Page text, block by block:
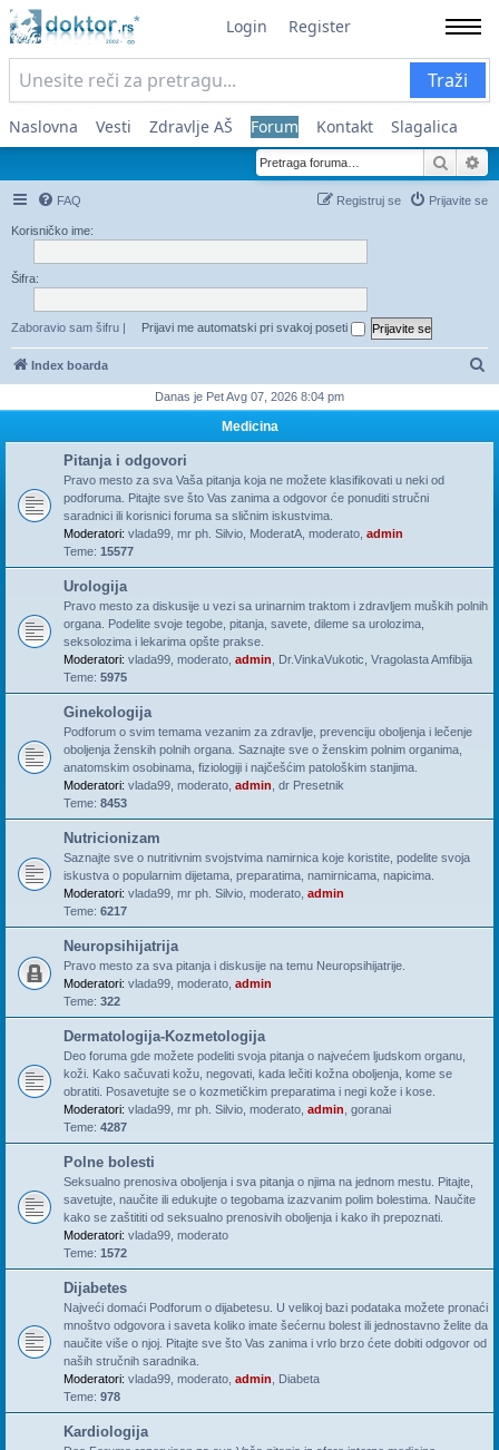
Login Register
Traži
Naslovna Vesti Zdravlje AŠ Forum Kontakt Slagalica
FAQ Prijavite se
Registruj se
Korisničko ime:
Šifra:
Zaboravio sam šifru | Prijavi me automatski pri svakoj poseti
Index boarda
Danas je Pet Avg 07, 2026 8:04 pm
Medicina
Pitanja i odgovori
Pravo mesto za sva Vaša pitanja koja ne možete klasifikovati u neki od
podforuma. Pitajte sve što Vas zanima a odgovor će ponuditi stručni
saradnici ili korisnici foruma sa sličnim iskustvima.
Moderatori: vlada99 mr ph. Silvio ModeratA moderato admin
Teme: 15577
Urologija
Pravo mesto za diskusije u vezi sa urinarnim traktom i zdravljem muških polnih
organa. Podelite svoje tegobe, pitanja, savete, dileme sa urolozima,
seksolozima i lekarima opšte prakse.
Moderatori: vlada99 moderato admin Dr.VinkaVukotic Vragolasta Amfibija
Teme: 5975
Ginekologija
Podforum o svim temama vezanim za zdravlje, prevenciju oboljenja i lečenje
oboljenja ženskih polnih organa. Saznajte sve o ženskim polnim organima,
anatomskim osobinama, fiziologiji i najčešćim patološkim stanjima.
Moderatori: vlada99 moderato admin dr Presetnik
Teme: 8453
Nutricionizam
Saznajte sve o nutritivnim svojstvima namirnica koje koristite, podelite svoja
iskustva o popularnim dijetama, preparatima, namirnicama, napicima.
Moderatori: vlada99 mr ph. Silvio moderato admin
Teme: 6217
Neuropsihijatrija
Pravo mesto za sva pitanja i diskusije na temu Neuropsihijatrije.
Moderatori: vlada99 moderato admin
Teme: 322
Dermatologija-Kozmetologija
Deo foruma gde možete podeliti svoja pitanja o najvećem ljudskom organu,
koži. Kako sačuvati kožu, negovati, kada lečiti kožna oboljenja, kome se
obratiti. Posavetujte se o kozmetičkim preparatima i negi kože i kose.
Moderatori: vlada99 mr ph. Silvio moderato admin goranai
Teme: 4287
Polne bolesti
Seksualno prenosiva oboljenja i sva pitanja o njima na jednom mestu. Pitajte,
savetujte, naučite ili edukujte o tegobama izazvanim polim bolestima. Naučite
kako se zaštititi od seksualno prenosivih oboljenja i kako ih prepoznati.
Moderatori: vlada99 moderato
Teme: 1572
Dijabetes
Najveći domaći Podforum o dijabetesu. U velikoj bazi podataka možete pronaći
mnoštvo odgovora i saveta koliko imate šećernu bolest ili jednostavno želite da
naučite više o njoj. Pitajte sve što Vas zanima i vrlo brzo ćete dobiti odgovor od
naših stručnih saradnika.
Moderatori: vlada99 moderato admin
Diabeta
Teme: 978
Kardiologija